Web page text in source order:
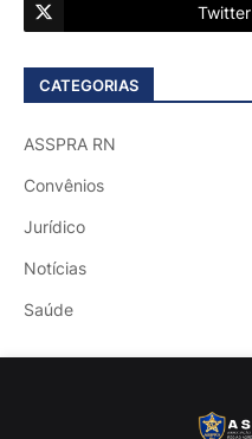
Twitter
CATEGORIAS
ASSPRA RN
Convênios
Jurídico
Notícias
Saúde